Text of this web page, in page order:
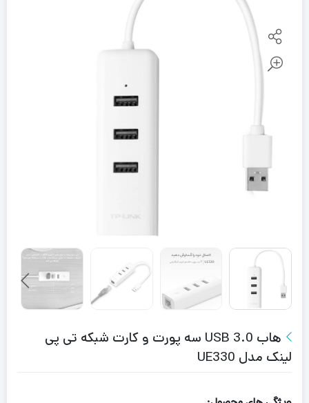
هاب USB 3.0 سه پورت و کارت شبکه تی پی
لینک مدل UE330